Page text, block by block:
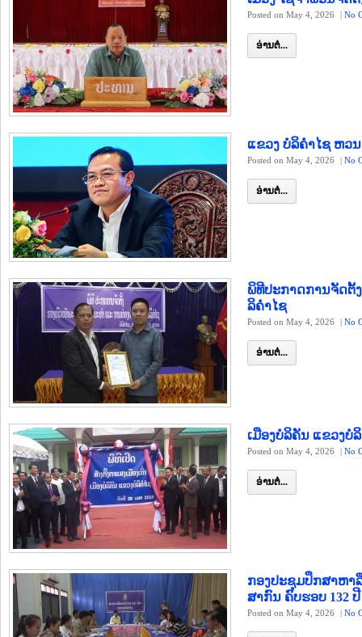
Posted on May 4, 2026 | No
ອ່ານຕໍ່...
ແຂວງ ບໍລິຄຳໄຊ ຫວ
Posted on May 4, 2026 | No
ອ່ານຕໍ່...
ພິທີປະກາດການຈັດຕັ້
ລິຄຳໄຊ
Posted on May 4, 2026 | No
ອ່ານຕໍ່...
ເມືອງບໍລິຄັນ ແຂວງບໍ
Posted on May 4, 2026 | No
ອ່ານຕໍ່...
ກອງປະຊຸມປຶກສາຫາ
ສາກົນ ຄົບຮອບ 132 ປີ
Posted on May 4, 2026 | No